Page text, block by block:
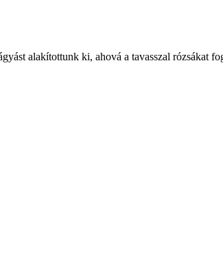
alakítottunk ki, ahová a tavasszal rózsákat